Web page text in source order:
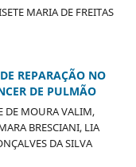
MARIA DE FREITAS
REPARAÇÃO NO
DE PULMÃO
DE MOURA VALIM,
BRESCIANI, LIA
DA SILVA